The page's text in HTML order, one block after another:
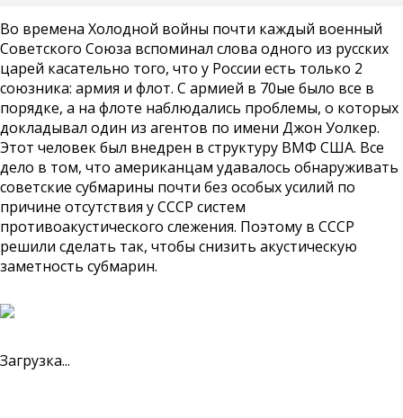
Во времена Холодной войны почти каждый военный
Советского Союза вспоминал слова одного из русских
царей касательно того, что у России есть только 2
союзника: армия и флот. С армией в 70ые было все в
порядке, а на флоте наблюдались проблемы, о которых
докладывал один из агентов по имени Джон Уолкер.
Этот человек был внедрен в структуру ВМФ США. Все
дело в том, что американцам удавалось обнаруживать
советские субмарины почти без особых усилий по
причине отсутствия у СССР систем
противоакустического слежения. Поэтому в СССР
решили сделать так, чтобы снизить акустическую
заметность субмарин.
Загрузка...